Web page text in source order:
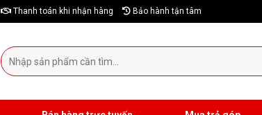
Thanh toán khi nhận hàng Bảo hành tận tâm
Tìm
kiếm: